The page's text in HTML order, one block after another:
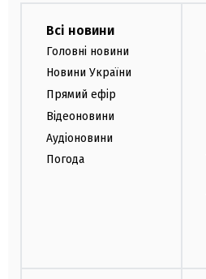
Всі новини
Головні новини
Новини України
Прямий ефір
Відеоновини
Аудіоновини
Погода